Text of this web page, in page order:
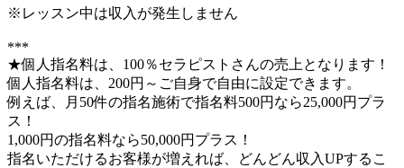
※レッスン中は収入が発生しません
***
★個人指名料は、100％セラピストさんの売上となります！
個人指名料は、200円～ご自身で自由に設定できます。
例えば、月50件の指名施術で指名料500円なら25,000円プラ
ス！
1,000円の指名料なら50,000円プラス！
指名いただけるお客様が増えれば、どんどん収入UPするこ